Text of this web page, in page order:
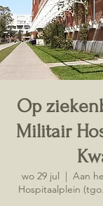
Op
Militair
wo 29 jul
  |
Aan
Hospitaalplein